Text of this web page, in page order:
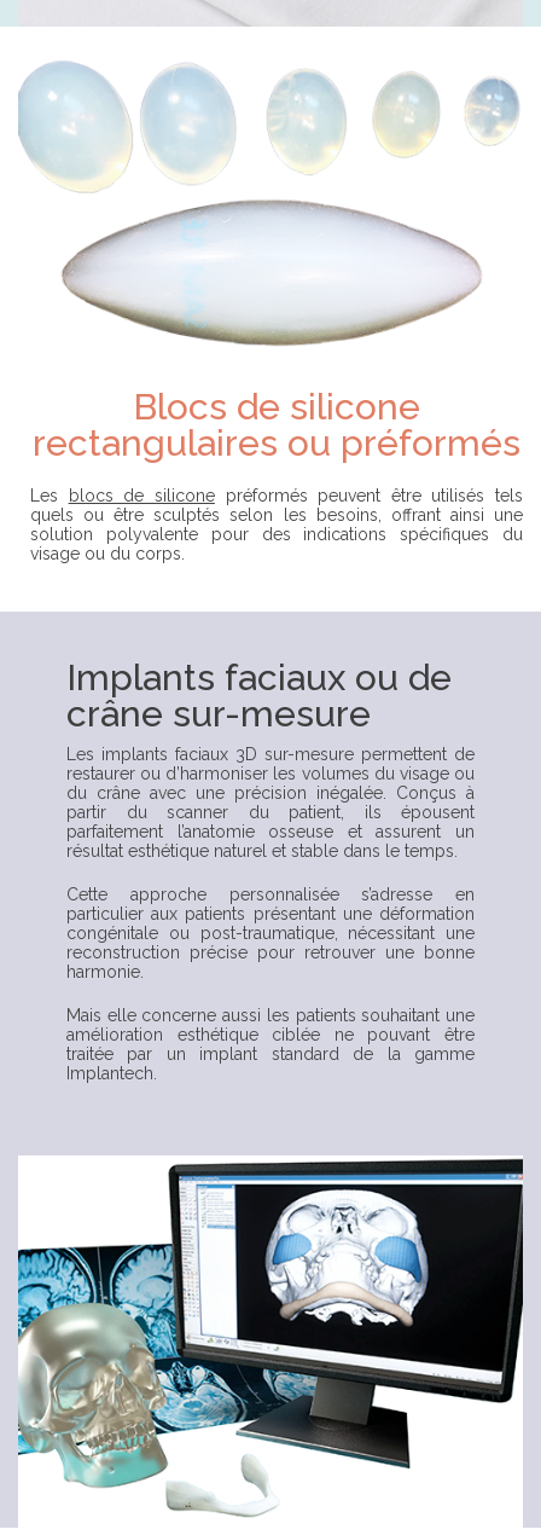
Blocs de silicone
rectangulaires ou préformés
Les blocs de siliconepréformés peuvent être utilisés tels
quels ou être sculptés selon les besoins, offrant ainsi une
solution polyvalente pour des indications spécifiques du
visage ou du corps.
Implants faciaux ou de
crâne sur-mesure
Les implants faciaux 3D sur-mesure permettent de
restaurer ou d’harmoniser les volumes du visage ou
du crâne avec une précision inégalée. Conçus à
partir du scanner du patient, ils épousent
parfaitement l’anatomie osseuse et assurent un
résultat esthétique naturel et stable dans le temps.
Cette approche personnalisée s’adresse en
particulier aux patients présentant une déformation
congénitale ou post-traumatique, nécessitant une
reconstruction précise pour retrouver une bonne
harmonie.
Mais elle concerne aussi les patients souhaitant une
amélioration esthétique ciblée ne pouvant être
traitée par un implant standard de la gamme
Implantech.